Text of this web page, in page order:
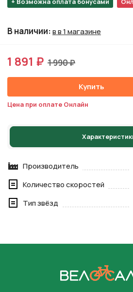
В наличии:в в 1 магазине
1 891 ₽ 1 990 ₽
Купить
Цена при оплате Онлайн
Производитель
Количество скоростей
Тип звёзд